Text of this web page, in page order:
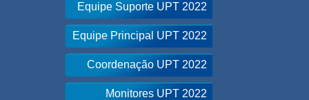
Equipe Suporte UPT 2022
Equipe Principal UPT 2022
Coordenação UPT 2022
Monitores UPT 2022